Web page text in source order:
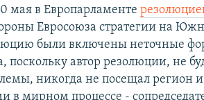
мая в Европарламенте
Евросоюза стратегии на
были включены неточные
поскольку автор резолюции, не
никогда не посещал регион
в мирном процессе -